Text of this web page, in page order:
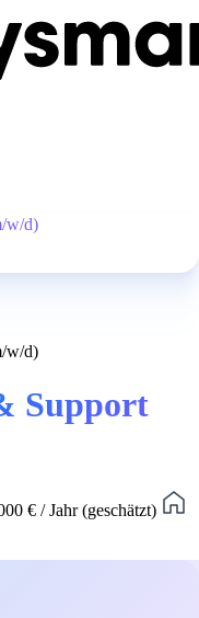
w/d)
w/d)
Support
€ / Jahr (geschätzt)